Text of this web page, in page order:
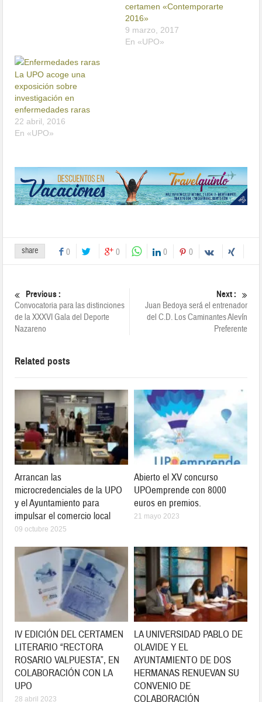
certamen «Contemporarte
2016»
9 marzo, 2017
En «UPO»
La UPO acoge una
exposición sobre
investigación en
enfermedades raras
22 abril, 2016
En «UPO»
share 0 0 0 0
Previous :
Convocatoria para las distinciones
de la XXXVI Gala del Deporte
Nazareno
Next :
Juan Bedoya será el entrenador
del C.D. Los Caminantes Alevín
Preferente
Related posts
Arrancan las
microcredenciales de la UPO
y el Ayuntamiento para
impulsar el comercio local
09 octubre 2025
Abierto el XV concurso
UPOemprende con 8000
euros en premios.
21 mayo 2023
IV EDICIÓN DEL CERTAMEN
LITERARIO “RECTORA
ROSARIO VALPUESTA”, EN
COLABORACIÓN CON LA
UPO
28 abril 2023
LA UNIVERSIDAD PABLO DE
OLAVIDE Y EL
AYUNTAMIENTO DE DOS
HERMANAS RENUEVAN SU
CONVENIO DE
COLABORACIÓN